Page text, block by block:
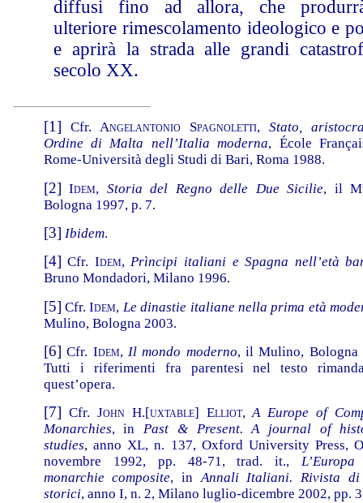
diffusi fino ad allora, che
ulteriore rimescolamento ideologico e
e aprirà la strada alle grandi
secolo XX.
[1] Cfr.Angelantonio Spagnoletti, Stato,
Ordine di Malta nell’Italia moderna, École
Rome-Università degli Studi di Bari, Roma 1988.
[2] Idem, Storia del Regno delle Due Sicilie, il
Bologna 1997, p. 7.
[3] Ibidem.
[4] Cfr. Idem,Prìncipi italiani e Spagna nell’età
Bruno Mondadori, Milano 1996.
[5] Cfr.Idem, Le dinastie italiane nella prima età
Mulino, Bologna 2003.
[6] Cfr. Idem, Il mondo moderno, il Mulino, Bologna
Tutti i riferimenti fra parentesi nel testo
quest’opera.
[7] Cfr. John H.[uxtable] Elliot,A Europe of
Monarchies, inPast & Present. A journal of
studies, anno XL, n. 137, Oxford University Press,
novembre 1992, pp. 48-71, trad. it.,
monarchie composite, inAnnali Italiani. Rivista
storici, anno I, n. 2, Milano luglio-dicembre 2002, pp.